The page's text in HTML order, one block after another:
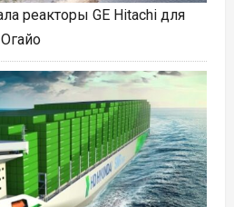
реакторы GE Hitachi для